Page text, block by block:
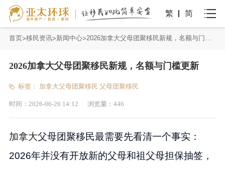
繁 简
首页 移民资讯 新闻中心 2026加拿大父母团聚移民新规，名额与门槛更新
2026加拿大父母团聚移民新规，名额与门槛更新
标签： 加拿大父母团聚移民 父母团聚移民
时间： 2026-06-26 14:12 浏览量： 446
加拿大父母团聚移民最需要先看清一个事实：
2026年并没有开放新的父母和祖父母担保抽签，